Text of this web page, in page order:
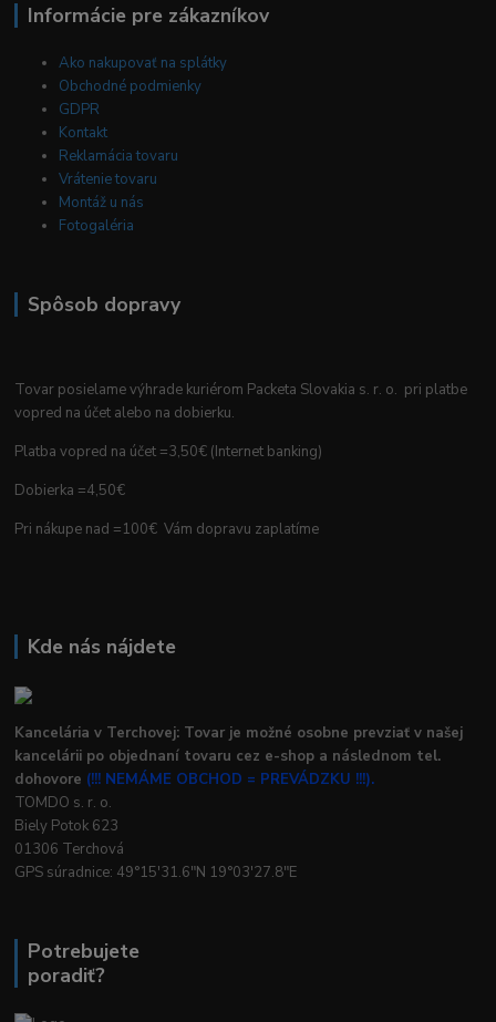
Informácie pre zákazníkov
Ako nakupovať na splátky
Obchodné podmienky
GDPR
Kontakt
Reklamácia tovaru
Vrátenie tovaru
Montáž u nás
Fotogaléria
Spôsob dopravy
Tovar posielame výhrade kuriérom Packeta Slovakia s. r. o. pri platbe
vopred na účet alebo na dobierku.
Platba vopred na účet =3,50€ (Internet banking)
Dobierka =4,50€
Pri nákupe nad =100€ Vám dopravu zaplatíme
Kde nás nájdete
Kancelária v Terchovej: Tovar je možné osobne prevziať v našej
kancelárii po objednaní tovaru cez e-shop a následnom tel.
dohovore (!!! NEMÁME OBCHOD = PREVÁDZKU !!!).
TOMDO s. r. o.
Biely Potok 623
01306 Terchová
GPS súradnice: 49°15'31.6"N 19°03'27.8"E
Potrebujete
poradiť?